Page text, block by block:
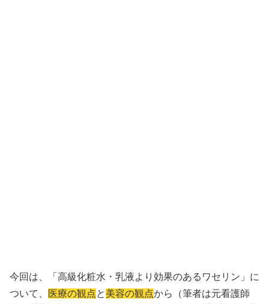
今回は、「高級化粧水・乳液より効果のあるワセリン」に
ついて、
医療の観点と 美容の観点から（筆者は元看護師